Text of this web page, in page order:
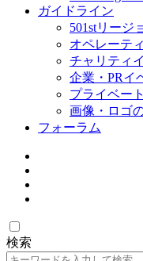
ガイドライン
501stリージ
オペレーテ
チャリティ
企業・PRイ
プライベー
画像・ロゴ
フォーラム
検索